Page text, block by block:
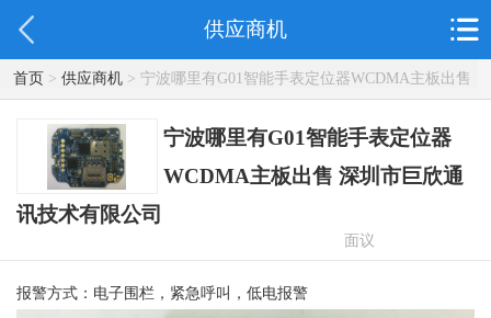
供应商机
首页> 供应商机> 宁波哪里有G01智能手表定位器WCDMA主板出售
深圳市巨欣通讯技术有限公司
宁波哪里有G01智能手表定位器
WCDMA主板出售 深圳市巨欣通
讯技术有限公司
面议
报警方式：电子围栏，紧急呼叫，低电报警